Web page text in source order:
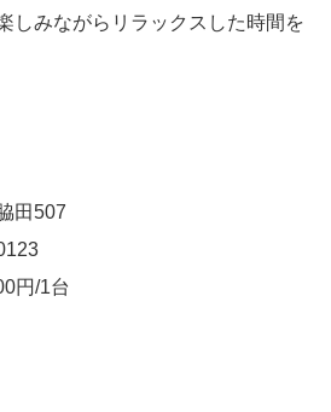
しみながらリラックスした時間を
田507
円/1台